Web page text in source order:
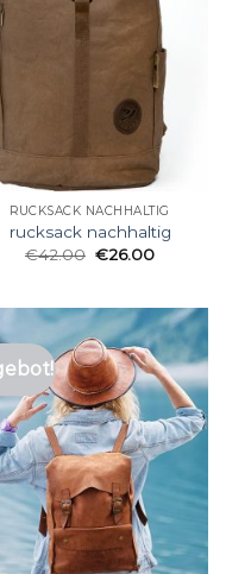
RUCKSACK NACHHALTIG
rucksack nachhaltig
€42.00 €26.00